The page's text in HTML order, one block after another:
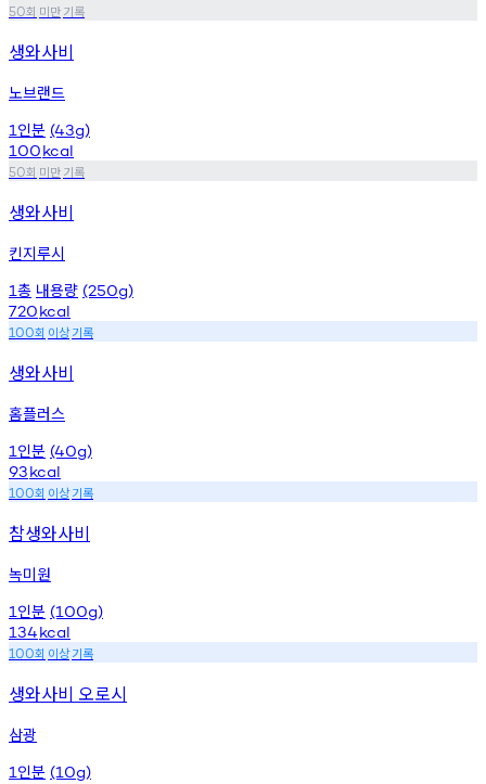
50회 미만기록
생와사비
노브랜드
1 인분 (43g)
100kcal
50회 미만기록
생와사비
킨지루시
1총 내용량 (250g)
720kcal
100회 이상기록
생와사비
홈플러스
1 인분 (40g)
93kcal
100회 이상기록
참생와사비
녹미원
1 인분 (100g)
134kcal
100회 이상기록
생와사비 오로시
삼광
1 인분 (10g)